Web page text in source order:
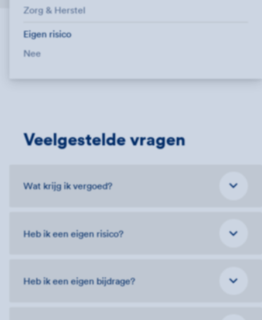
Zorg & Herstel
Eigen risico
Nee
Veelgestelde vragen
Wat krijg ik vergoed?
Heb ik een eigen risico?
Heb ik een eigen bijdrage?